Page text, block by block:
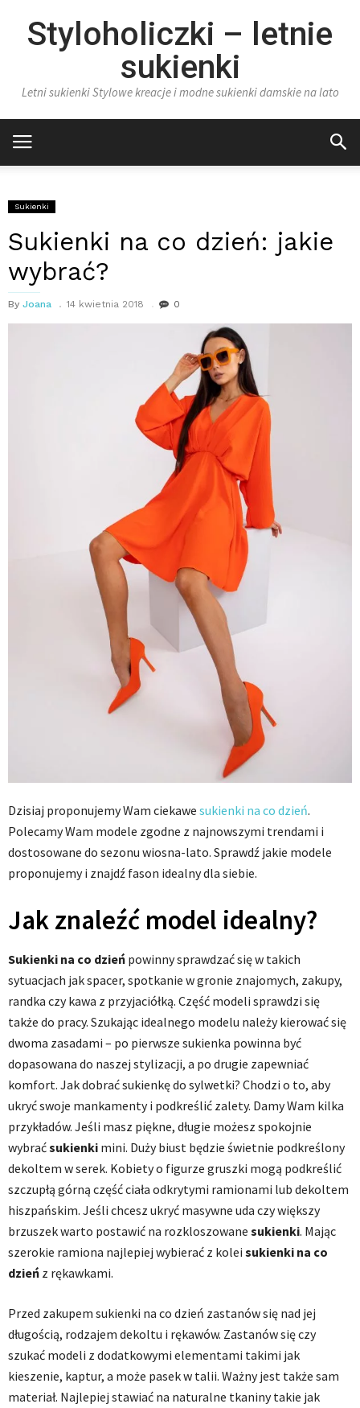
Styloholiczki – letnie
sukienki
Letni sukienki Stylowe kreacje i modne sukienki damskie na lato
Sukienki
Sukienki na co dzień: jakie
wybrać?
By Joana 14 kwietnia 2018 0
Dzisiaj proponujemy Wam ciekawe sukienki na co dzień.
Polecamy Wam modele zgodne z najnowszymi trendami i
dostosowane do sezonu wiosna-lato. Sprawdź jakie modele
proponujemy i znajdź fason idealny dla siebie.
Jak znaleźć model idealny?
Sukienki na co dzień powinny sprawdzać się w takich
sytuacjach jak spacer, spotkanie w gronie znajomych, zakupy,
randka czy kawa z przyjaciółką. Część modeli sprawdzi się
także do pracy. Szukając idealnego modelu należy kierować się
dwoma zasadami – po pierwsze sukienka powinna być
dopasowana do naszej stylizacji, a po drugie zapewniać
komfort. Jak dobrać sukienkę do sylwetki? Chodzi o to, aby
ukryć swoje mankamenty i podkreślić zalety. Damy Wam kilka
przykładów. Jeśli masz piękne, długie możesz spokojnie
wybraćsukienki mini. Duży biust będzie świetnie podkreślony
dekoltem w serek. Kobiety o figurze gruszki mogą podkreślić
szczupłą górną część ciała odkrytymi ramionami lub dekoltem
hiszpańskim. Jeśli chcesz ukryć masywne uda czy większy
brzuszek warto postawić na rozkloszowane sukienki. Mając
szerokie ramiona najlepiej wybierać z kolei sukienki na co
dzień z rękawkami.
Przed zakupem sukienki na co dzień zastanów się nad jej
długością, rodzajem dekoltu i rękawów. Zastanów się czy
szukać modeli z dodatkowymi elementami takimi jak
kieszenie, kaptur, a może pasek w talii. Ważny jest także sam
materiał. Najlepiej stawiać na naturalne tkaniny takie jak